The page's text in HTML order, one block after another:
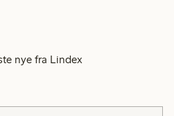
nye fra Lindex